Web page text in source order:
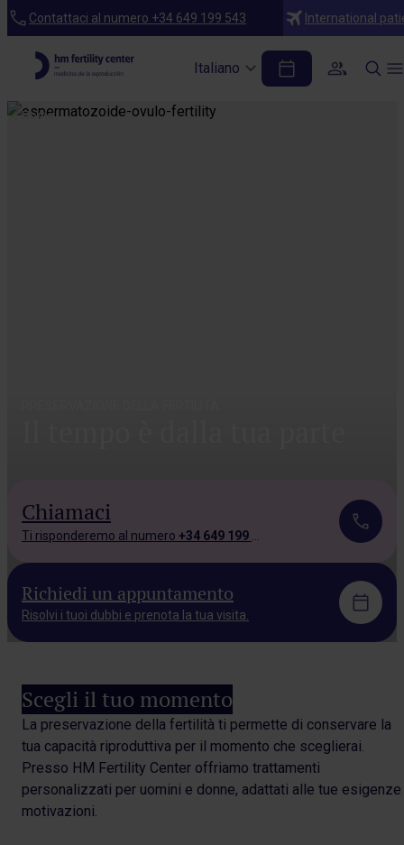
Contattaci al numero +34 649 199 543 International
Italiano
Home
Chiamaci
Ti risponderemo al numero +34 649 199 543.
Richiedi un appuntamento
Risolvi i tuoi dubbi e prenota la tua visita.
Scegli il tuo momento
La preservazione della fertilità ti permette di conservare la
tua capacità riproduttiva per il momento che sceglierai.
Presso HM Fertility Center offriamo trattamenti
personalizzati per uomini e donne, adattati alle tue esigenze
motivazioni.